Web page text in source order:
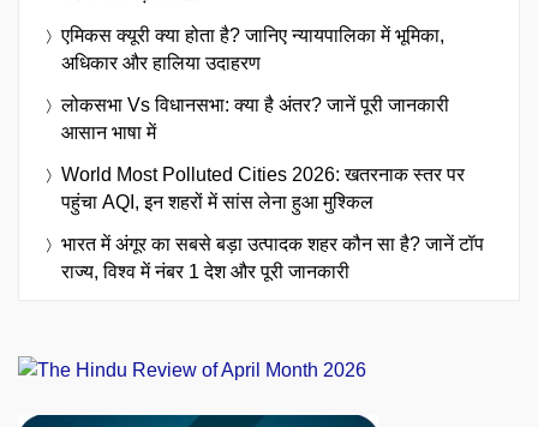
एमिकस क्यूरी क्या होता है? जानिए न्यायपालिका में भूमिका,
अधिकार और हालिया उदाहरण
लोकसभा Vs विधानसभा: क्या है अंतर? जानें पूरी जानकारी
आसान भाषा में
World Most Polluted Cities 2026: खतरनाक स्तर पर
पहुंचा AQI, इन शहरों में सांस लेना हुआ मुश्किल
भारत में अंगूर का सबसे बड़ा उत्पादक शहर कौन सा है? जानें टॉप
राज्य, विश्व में नंबर 1 देश और पूरी जानकारी